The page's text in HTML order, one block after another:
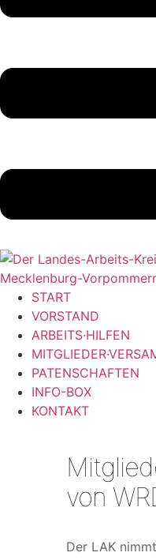
START
VORSTAND
ARBEITS·HILFEN
PATENSCHAFTEN
INFO-BOX
KONTAKT
von
Der LAK